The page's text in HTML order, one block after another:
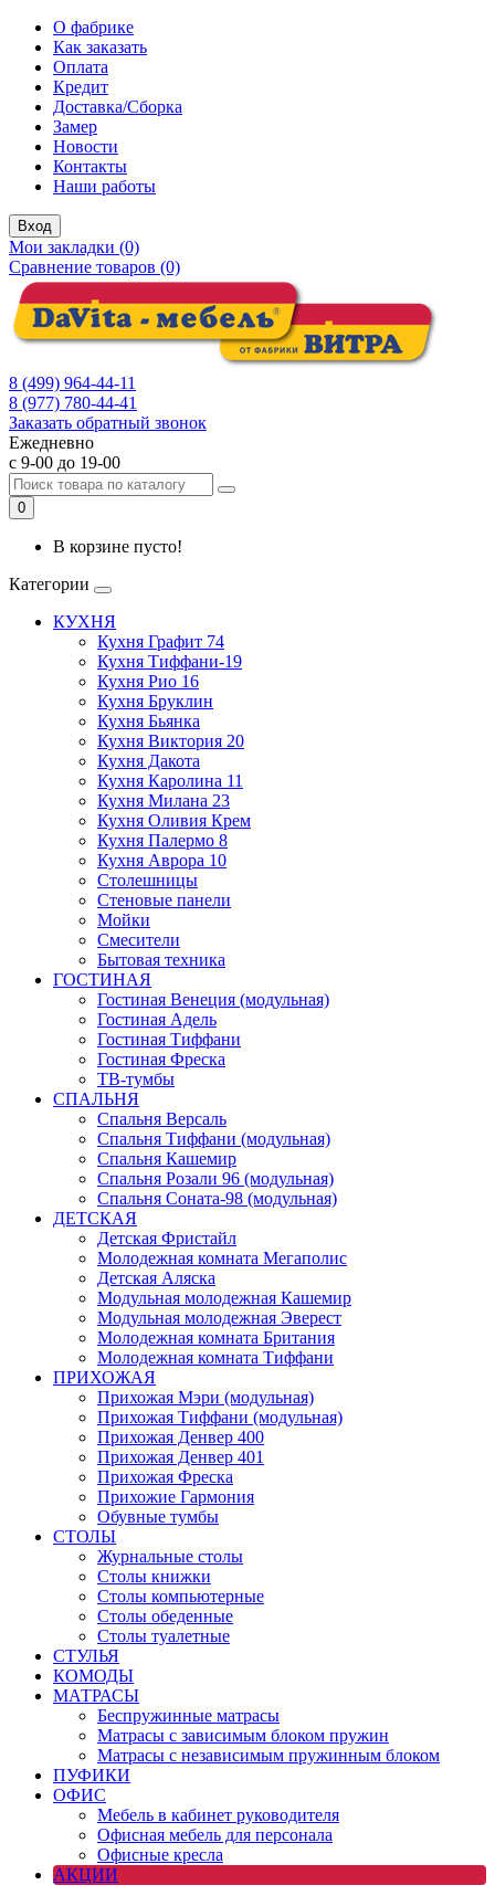
О фабрике
Как заказать
Оплата
Кредит
Доставка/Сборка
Замер
Новости
Контакты
Наши работы
Вход
Мои закладки (0)
Сравнение товаров (0)
8 (499) 964-44-11
8 (977) 780-44-41
Заказать обратный звонок
Ежедневно
с 9-00 до 19-00
0
В корзине пусто!
Категории
КУХНЯ
Кухня Графит 74
Кухня Тиффани-19
Кухня Рио 16
Кухня Бруклин
Кухня Бьянка
Кухня Виктория 20
Кухня Дакота
Кухня Каролина 11
Кухня Милана 23
Кухня Оливия Крем
Кухня Палермо 8
Кухня Аврора 10
Столешницы
Стеновые панели
Мойки
Смесители
Бытовая техника
ГОСТИНАЯ
Гостиная Венеция (модульная)
Гостиная Адель
Гостиная Тиффани
Гостиная Фреска
ТВ-тумбы
СПАЛЬНЯ
Спальня Версаль
Спальня Тиффани (модульная)
Спальня Кашемир
Спальня Розали 96 (модульная)
Спальня Соната-98 (модульная)
ДЕТСКАЯ
Детская Фристайл
Молодежная комната Мегаполис
Детская Аляска
Модульная молодежная Кашемир
Модульная молодежная Эверест
Молодежная комната Британия
Молодежная комната Тиффани
ПРИХОЖАЯ
Прихожая Мэри (модульная)
Прихожая Тиффани (модульная)
Прихожая Денвер 400
Прихожая Денвер 401
Прихожая Фреска
Прихожие Гармония
Обувные тумбы
СТОЛЫ
Журнальные столы
Столы книжки
Столы компьютерные
Столы обеденные
Столы туалетные
СТУЛЬЯ
КОМОДЫ
МАТРАСЫ
Беспружинные матрасы
Матрасы с зависимым блоком пружин
Матрасы с независимым пружинным блоком
ПУФИКИ
ОФИС
Мебель в кабинет руководителя
Офисная мебель для персонала
Офисные кресла
АКЦИИ